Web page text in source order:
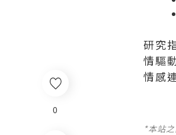
0
研究
情驅
情感
*本站